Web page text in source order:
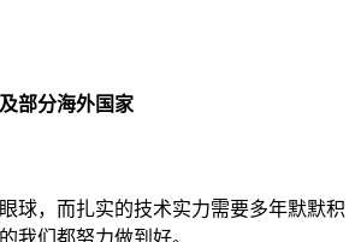
？
部分海外国家
球，而扎实的技术实力需要多年默默积
我们都努力做到好。